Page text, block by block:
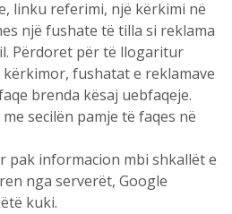
linku referimi, një kërkimi në
një fushate të tilla si reklama
Përdoret për të llogaritur
fushatat e reklamave
brenda kësaj uebfaqeje.
secilën pamje të faqes në
pak informacion mbi shkallët e
nga serverët, Google
kuki.